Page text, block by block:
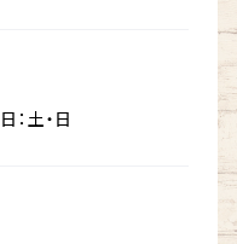
土・日